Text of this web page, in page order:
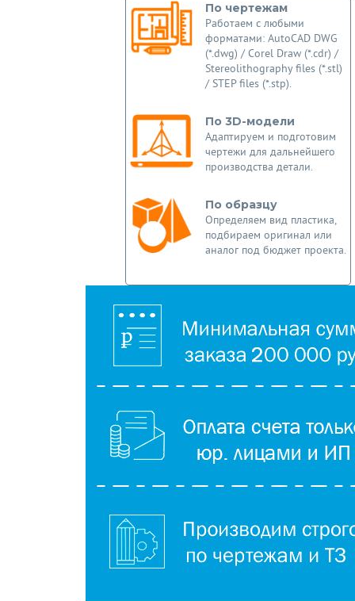
По чертежам
Работаем с любыми
форматами: AutoCAD DWG
(*.dwg) / Corel Draw (*.cdr) /
Stereolithography files (*.stl)
/ STEP files (*.stp).
По 3D-модели
Адаптируем и подготовим
чертежи для дальнейшего
производства детали.
По образцу
Определяем вид пластика,
подбираем оригинал или
аналог под бюджет проекта.